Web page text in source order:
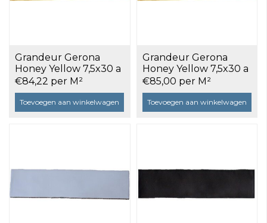
Grandeur Gerona
Honey Yellow 7,5x30 a
0,5 m²
€84,22 per M²
Toevoegen aan winkelwagen
Grandeur Gerona
Honey Yellow 7,5x30 a
0,5 m²
€85,00 per M²
Toevoegen aan winkelwagen